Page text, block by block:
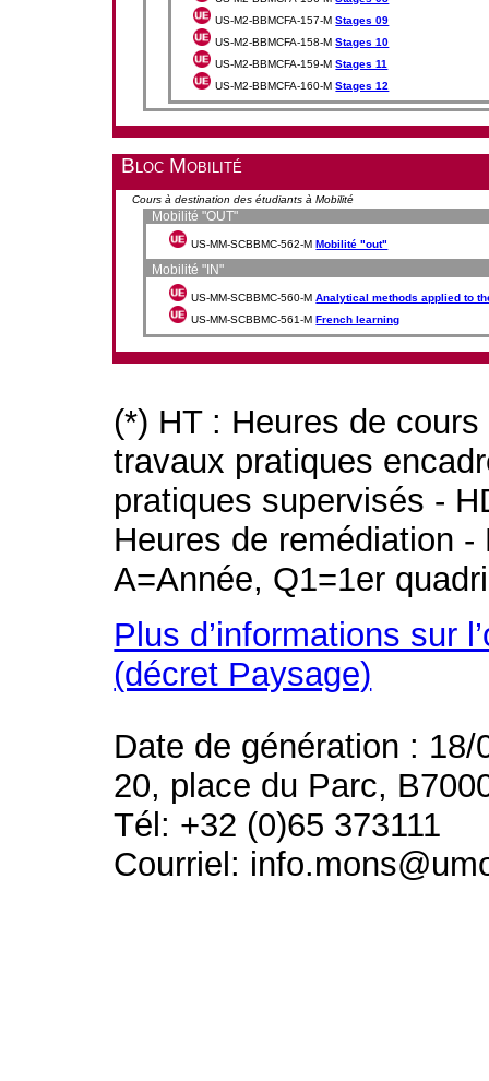
US-M2-BBMCFA-157-MStages 09
US-M2-BBMCFA-158-MStages 10
US-M2-BBMCFA-159-MStages 11
US-M2-BBMCFA-160-MStages 12
Bloc Mobilité
Cours à destination des étudiants à Mobilité
Mobilité "OUT"
US-MM-SCBBMC-562-MMobilité "out"
Mobilité "IN"
US-MM-SCBBMC-560-MAnalytical methods applied to
US-MM-SCBBMC-561-MFrench learning
(*) HT : Heures de
travaux pratiques
pratiques supervisés -
Heures de remédiation
A=Année, Q1=1er
Plus d’informations sur
(décret Paysage)
Date de génération : 18/
20, place du Parc,
Tél: +32 (0)65 373111
Courriel: